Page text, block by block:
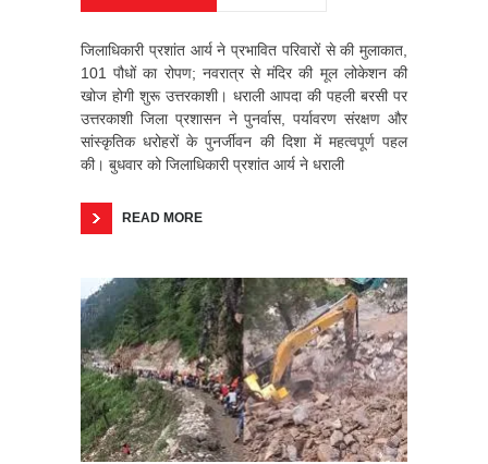
जिलाधिकारी प्रशांत आर्य ने प्रभावित परिवारों से की मुलाकात,
101 पौधों का रोपण; नवरात्र से मंदिर की मूल लोकेशन की
खोज होगी शुरू उत्तरकाशी। धराली आपदा की पहली बरसी पर
उत्तरकाशी जिला प्रशासन ने पुनर्वास, पर्यावरण संरक्षण और
सांस्कृतिक धरोहरों के पुनर्जीवन की दिशा में महत्वपूर्ण पहल
की। बुधवार को जिलाधिकारी प्रशांत आर्य ने धराली
READ MORE